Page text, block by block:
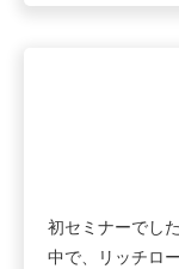
初セミナーでし
中で、リッチロ